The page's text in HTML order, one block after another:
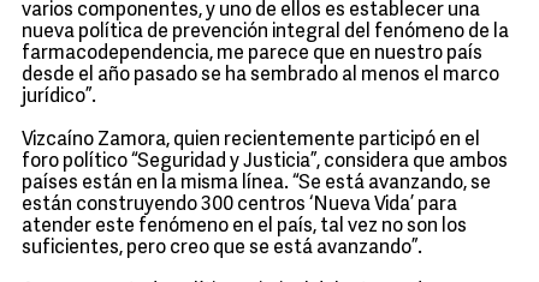
varios componentes, y uno de ellos es establecer una
nueva política de prevención integral del fenómeno de la
farmacodependencia, me parece que en nuestro país
desde el año pasado se ha sembrado al menos el marco
jurídico”.
Vizcaíno Zamora, quien recientemente participó en el
foro político “Seguridad y Justicia”, considera que ambos
países están en la misma línea. “Se está avanzando, se
están construyendo 300 centros ‘Nueva Vida’ para
atender este fenómeno en el país, tal vez no son los
suficientes, pero creo que se está avanzando”.